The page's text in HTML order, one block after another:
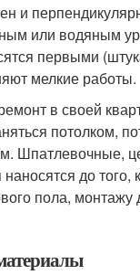
и
или водяным
первыми
мелкие работы.
в своей
потолком,
Шпатлевочные,
до того,
пола, монтажу